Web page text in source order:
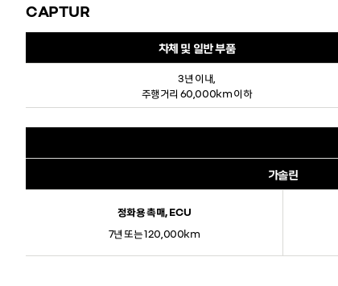
CAPTUR
차체 및 일반 부품
3년 이내,
주행거리 60,000km 이하
가솔린
정화용 촉매, ECU
7년 또는 120,000km